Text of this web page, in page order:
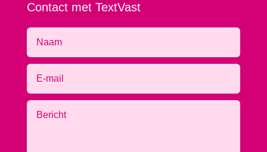
Contact met TextVast